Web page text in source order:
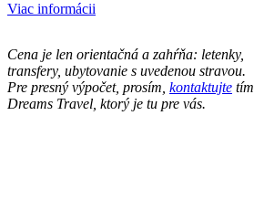
Viac informácii
Cena je len orientačná a zahŕňa: letenky,
transfery, ubytovanie s uvedenou stravou.
Pre presný výpočet, prosím, kontaktujte tím
Dreams Travel, ktorý je tu pre vás.